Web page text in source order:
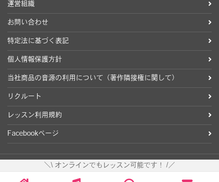
運営組織
お問い合わせ
特定法に基づく表記
個人情報保護方針
当社商品の音源の利用について（著作隣接権に関して）
リクルート
レッスン利用規約
Facebookページ
＼\ オンラインでもレッスン可能です！ /／